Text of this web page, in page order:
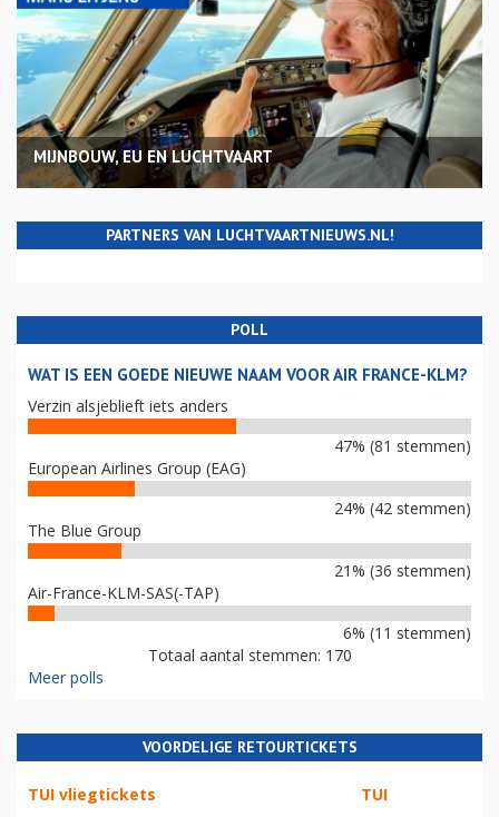
MIJNBOUW, EU EN LUCHTVAART
PARTNERS VAN LUCHTVAARTNIEUWS.NL!
POLL
WAT IS EEN GOEDE NIEUWE NAAM VOOR AIR FRANCE-KLM?
Verzin alsjeblieft iets anders
47% (81 stemmen)
European Airlines Group (EAG)
24% (42 stemmen)
The Blue Group
21% (36 stemmen)
Air-France-KLM-SAS(-TAP)
6% (11 stemmen)
Totaal aantal stemmen: 170
Meer polls
VOORDELIGE RETOURTICKETS
TUI vliegtickets TUI